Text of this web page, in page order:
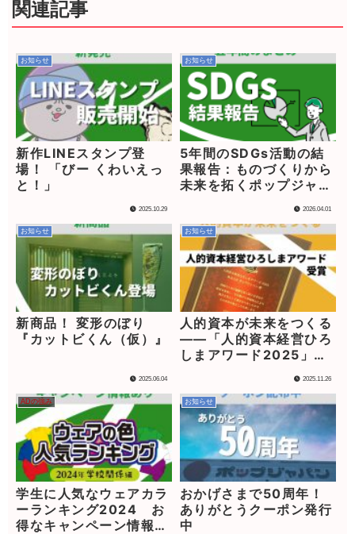
関連記事
お知らせ
新作LINEスタンプ登
場！ 「びー くわいえっ
と！」
2025.10.29
お知らせ
5年間のSDGs活動の結
果報告：ものづくりから
未来を拓くポップジャパ
2026.04.01
お知らせ
新商品！ 変形のぼり
『カットビくん（仮）』
2025.06.04
お知らせ
人的資本が未来をつくる
——「人的資本経営ひろ
しまアワード2025」受
2025.11.26
ADの強み
学生に人気なウェアカラ
ーランキング2024 お
得なキャンペーン情報
お知らせ
おかげさまで50周年！
ありがとうクーポン発行
中